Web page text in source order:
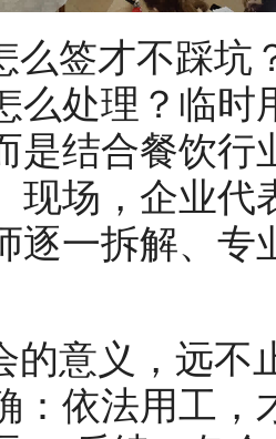
么签才不踩坑
么处理？临时
是结合餐饮行
现场，企业
逐一拆解、专
的意义，远不
：依法用工